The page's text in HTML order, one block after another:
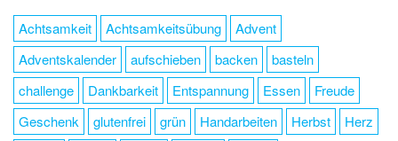
Achtsamkeit Achtsamkeitsübung
Advent
Adventskalender
aufschieben backen
basteln
challenge
Dankbarkeit Entspannung Essen
Freude
Geschenk
glutenfrei grün Handarbeiten Herbst
Herz